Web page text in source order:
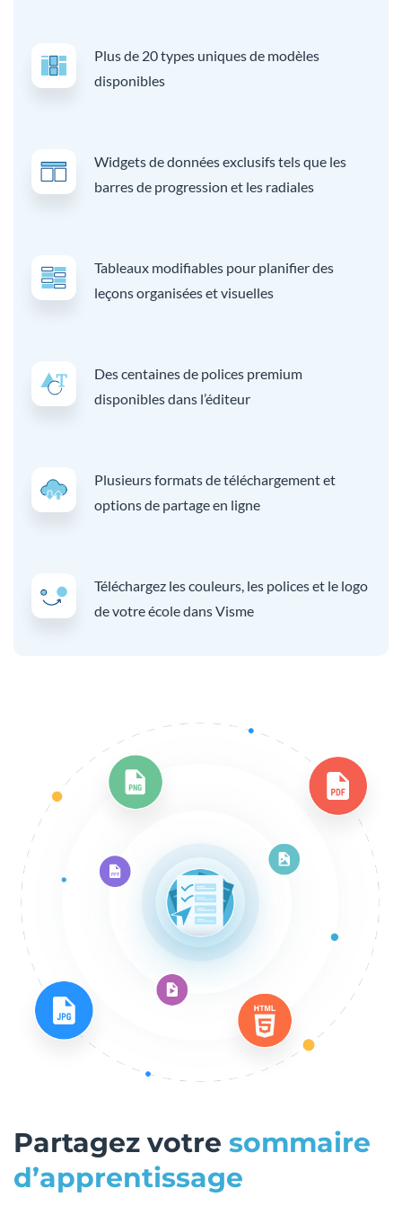
Plus de 20 types uniques de modèles
disponibles
Widgets de données exclusifs tels que les
barres de progression et les radiales
Tableaux modifiables pour planifier des
leçons organisées et visuelles
Des centaines de polices premium
disponibles dans l’éditeur
Plusieurs formats de téléchargement et
options de partage en ligne
Téléchargez les couleurs, les polices et le logo
de votre école dans Visme
Partagez votre sommaire
d’apprentissage